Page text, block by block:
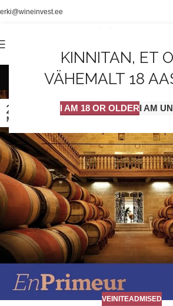
KINNITAN, ET
VÄHEMALT 18
I AM 18 OR OLDERI AM
erki@wineinvest.ee
Posts by
23
MAI
VEINITEADMISED